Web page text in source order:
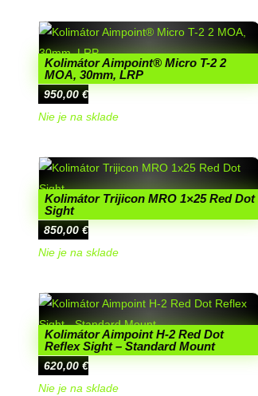
Kolimátor Aimpoint® Micro T-2 2
MOA, 30mm, LRP
950,00 €
Nie je na sklade
Kolimátor Trijicon MRO 1×25 Red Dot
Sight
850,00 €
Nie je na sklade
Kolimátor Aimpoint H-2 Red Dot
Reflex Sight – Standard Mount
620,00 €
Nie je na sklade